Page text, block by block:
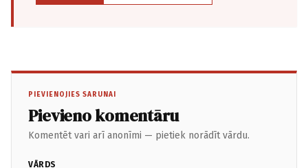
PIEVIENOJIES SARUNAI
Pievieno komentāru
Komentēt vari arī anonīmi — pietiek norādīt vārdu.
VĀRDS